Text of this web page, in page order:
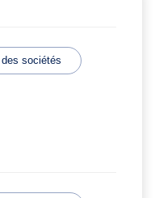
des sociétés